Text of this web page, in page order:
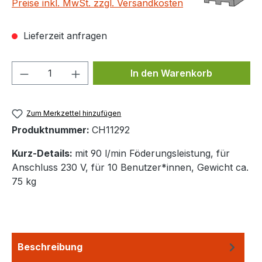
Preise inkl. MwSt. zzgl. Versandkosten
Lieferzeit anfragen
Produkt Anzahl: Gib denIn den Warenkorb
Zum Merkzettel hinzufügen
Produktnummer: CH11292
Kurz-Details: mit 90 l/min Föderungsleistung, für
Anschluss 230 V, für 10 Benutzer*innen, Gewicht ca.
75 kg
Beschreibung